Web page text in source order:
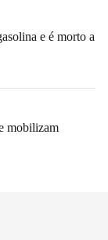
e é morto a
mobilizam